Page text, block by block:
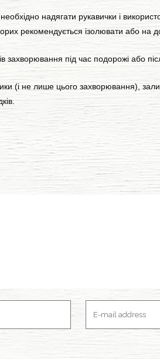
надягати рукавички і
рекомендується ізолювати або на
під час подорожі або
не лише цього захворювання),